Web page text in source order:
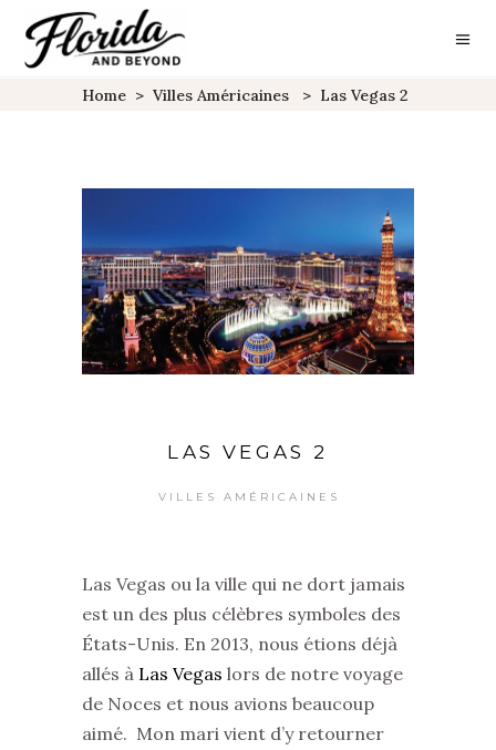
Home > Villes Américaines > Las Vegas 2
LAS VEGAS 2
VILLES AMÉRICAINES
Las Vegas ou la ville qui ne dort jamais
est un des plus célèbres symboles des
États-Unis. En 2013, nous étions déjà
allés à Las Vegas lors de notre voyage
de Noces et nous avions beaucoup
aimé. Mon mari vient d’y retourner